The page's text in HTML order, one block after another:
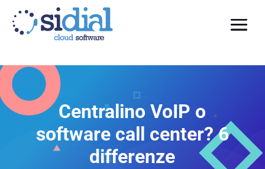
Centralino VoIP o
software call center? 6
differenze